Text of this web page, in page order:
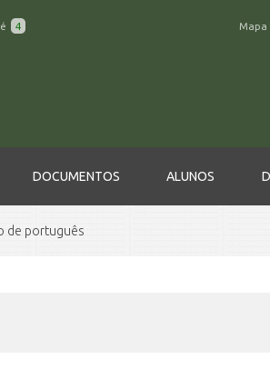
4
DOCUMENTOS ALUNOS
de português